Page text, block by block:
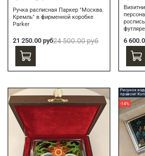
Ручка расписная Паркер "Москва.
Кремль" в фирменной коробке
Parker
21 250.00 руб24 500.00 руб
футляре
6
Рисунок
правом!
-14%